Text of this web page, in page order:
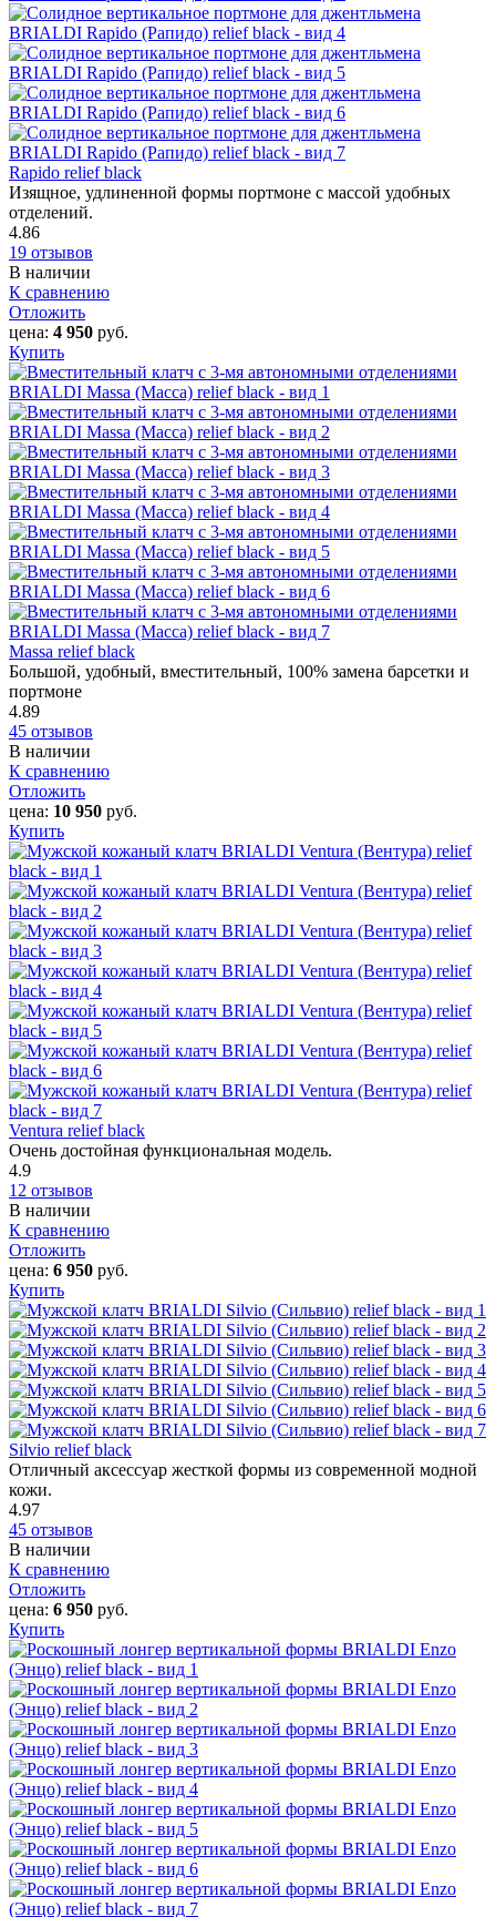
Rapido relief black
Изящное, удлиненной формы портмоне с массой удобных
отделений.
4.86
19 отзывов
В наличии
К сравнению
Отложить
цена: 4 950 руб.
Купить
Massa relief black
Большой, удобный, вместительный, 100% замена барсетки и
портмоне
4.89
45 отзывов
В наличии
К сравнению
Отложить
цена: 10 950 руб.
Купить
Ventura relief black
Очень достойная функциональная модель.
4.9
12 отзывов
В наличии
К сравнению
Отложить
цена: 6 950 руб.
Купить
Silvio relief black
Отличный аксессуар жесткой формы из современной модной
кожи.
4.97
45 отзывов
В наличии
К сравнению
Отложить
цена: 6 950 руб.
Купить